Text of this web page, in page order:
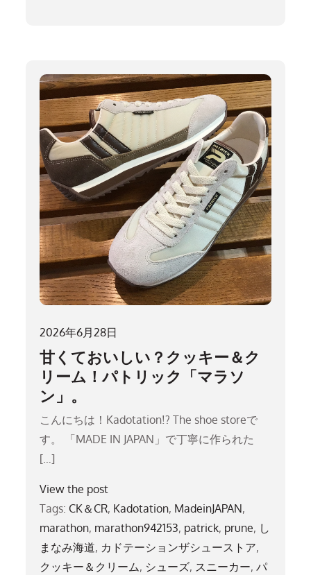
2026年6月28日
甘くておいしい？クッキー＆ク
リーム！パトリック「マラソ
ン」。
こんにちは！Kadotation!? The shoe storeで
す。 「MADE IN JAPAN」で丁寧に作られた
[…]
View the post
Tags: CK＆CR, Kadotation, MadeinJAPAN,
marathon, marathon942153, patrick, prune, し
まなみ海道, カドテーションザシューストア,
クッキー＆クリーム, シューズ, スニーカー,パ